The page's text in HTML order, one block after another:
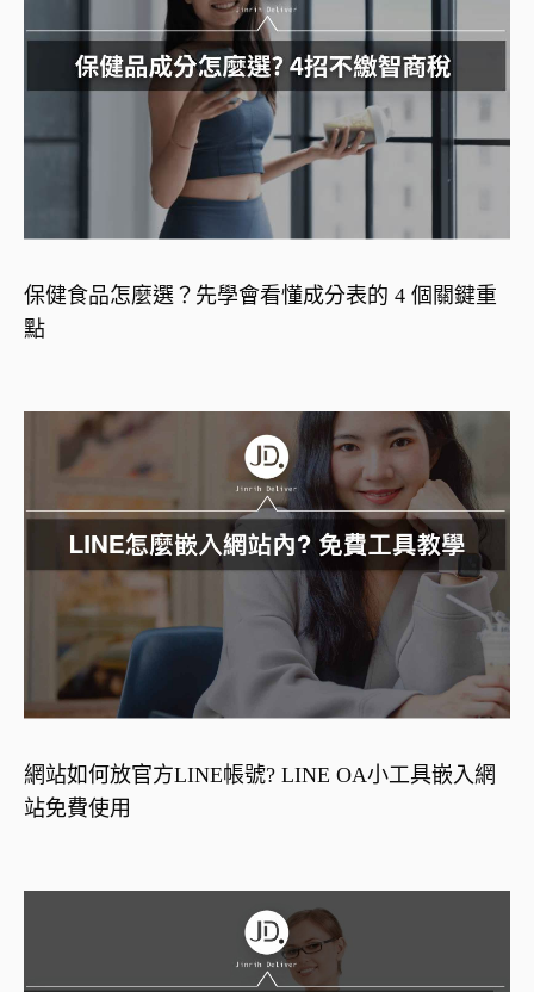
保健食品怎麼選？先學會看懂成分表的 4 個關鍵重
點
網站如何放官方LINE帳號? LINE OA小工具嵌入網
站免費使用